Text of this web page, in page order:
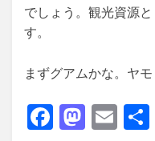
でしょう。観光資源
す。
まずグアムかな。ヤ
F
M E